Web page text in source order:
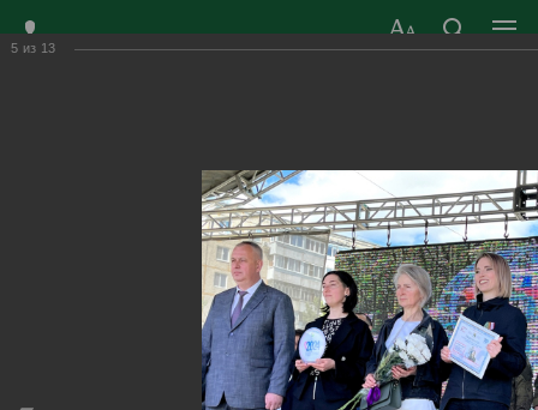
ВЛАДИМИРСКОЙ
САМОУПРАВЛЕНИЯ
г. Радужный, 1 квартал, д.55
Адрес здания администрации
radugn@avo.ru
Электронная почта
5 из 13